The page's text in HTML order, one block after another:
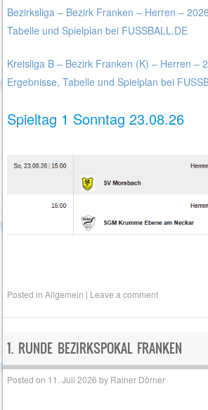
Bezirksliga – Bezirk Franken – Herren –
Tabelle und Spielplan bei FUSSBALL.DE
Kreisliga B – Bezirk Franken (K) – Herren –
Ergebnisse, Tabelle und Spielplan bei
Spieltag 1 Sonntag 23.08.26
Posted inAllgemein | Leave a comment
1. RUNDE BEZIRKSPOKAL FRANKEN
Posted on 11. Juli 2026 by Rainer Dörner